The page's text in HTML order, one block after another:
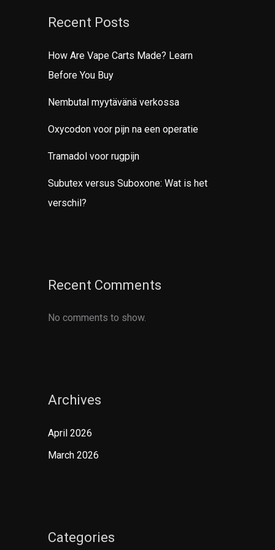
Recent Posts
How Are Vape Carts Made? Learn
Before You Buy
Nembutal myytävänä verkossa
Oxycodon voor pijn na een operatie
Tramadol voor rugpijn
Subutex versus Suboxone: Wat is het
verschil?
Recent Comments
No comments to show.
Archives
April 2026
March 2026
Categories